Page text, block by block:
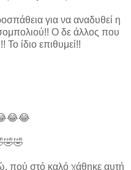
για να αναδυθεί η
Ο δε άλλος που
Το ίδιο επιθυμεί!!
πού στό καλό χάθηκε αυτή